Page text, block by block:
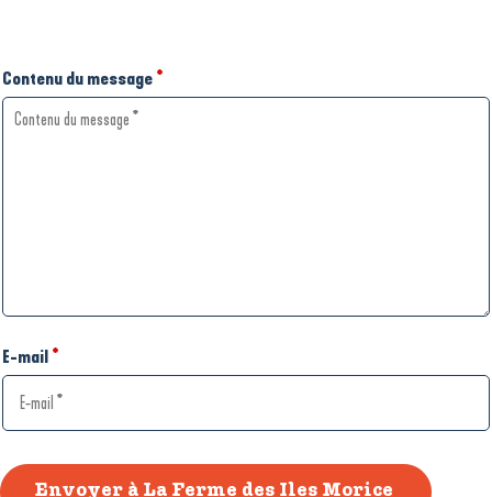
Contenu du message *
E-mail *